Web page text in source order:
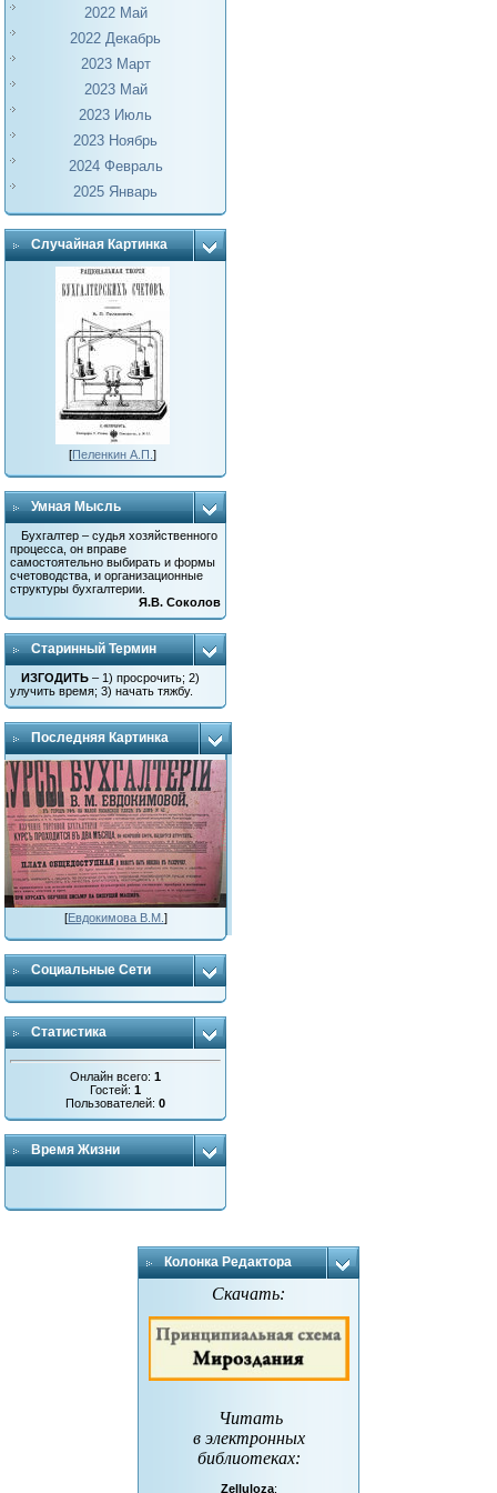
2022 Май
2022 Декабрь
2023 Март
2023 Май
2023 Июль
2023 Ноябрь
2024 Февраль
2025 Январь
Случайная Картинка
[Пеленкин А.П.]
Умная Мысль
Бухгалтер – судья хозяйственного
процесса, он вправе
самостоятельно выбирать и формы
счетоводства, и организационные
структуры бухгалтерии.
Я.В. Соколов
Старинный Термин
ИЗГОДИТЬ – 1) просрочить; 2)
улучить время; 3) начать тяжбу.
Последняя Картинка
[Евдокимова В.М. ]
Социальные Сети
Статистика
Онлайн всего:1
Гостей:1
Пользователей:0
Время Жизни
Колонка Редактора
Скачать:
Читать
в электронных
библиотеках:
Zelluloza: